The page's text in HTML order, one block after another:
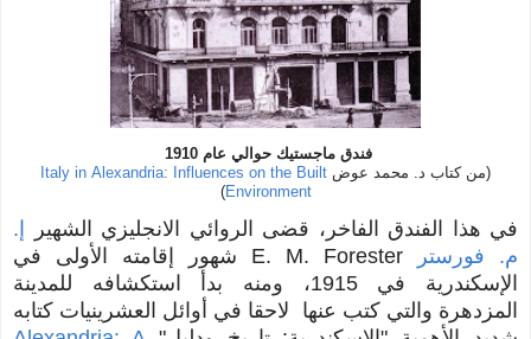
فندق ماجستيك حوالي عام 1910
(من كتاب د. محمد عوض Italy in Alexandria: Influences on the Built
Environment
)
في هذا الفندق الفاخر، قضى الروائي الانجليزي الشهير
إ.
م. فورستر
E. M. Forester شهور إقامته الأولى في
الإسكندرية في 1915
، ومنه بدأ استكشافه للمدينة
المزدهرة والتي كتب عنها لاحقا في أوائل العشرينيات كتابه